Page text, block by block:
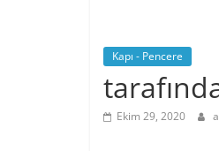
Kapı - Pencere
Ekim 29, 2020